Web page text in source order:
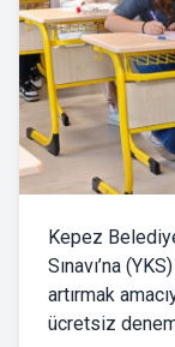
Kepez
Sınavı’na
artırmak
ücretsiz